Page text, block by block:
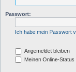
Passwort:
Ich habe mein Passwort
Angemeldet bleiben
Meinen Online-